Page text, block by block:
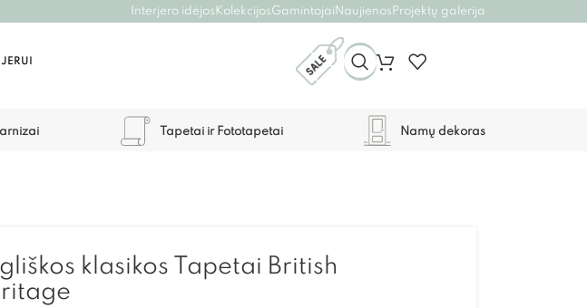
Interjero idėjos KolekcijosGamintojai Naujienos Projektų galerija
Tapetai ir Fototapetai Namų dekoras
klasikos Tapetai British